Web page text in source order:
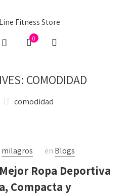
0
COMODIDAD
comodidad
milagros en Blogs
Ropa Deportiva
Compacta y